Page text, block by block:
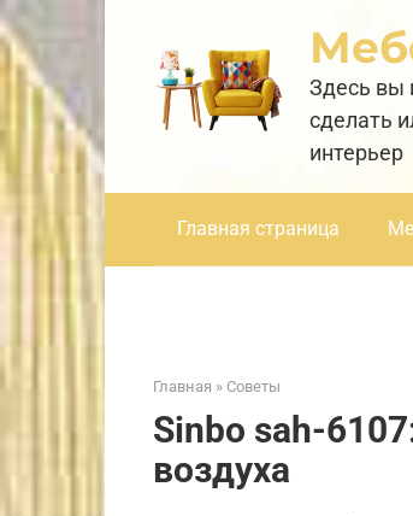
Перейти
к
контенту
Здесь вы
сделать
интерьер
Главная страница
Главная » Советы
Sinbo sah-
воздуха